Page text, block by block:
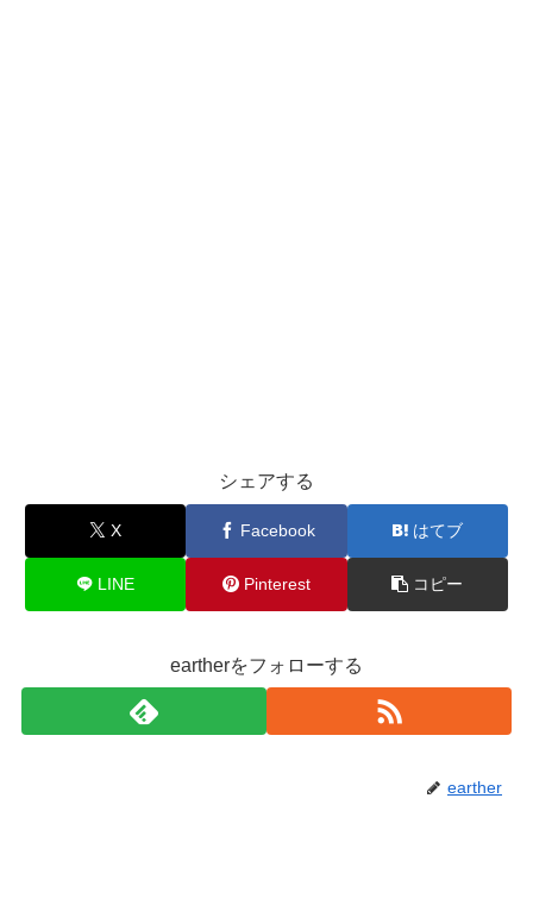
シェアする
X Facebook はてブ
LINE Pinterest コピー
eartherをフォローする
earther